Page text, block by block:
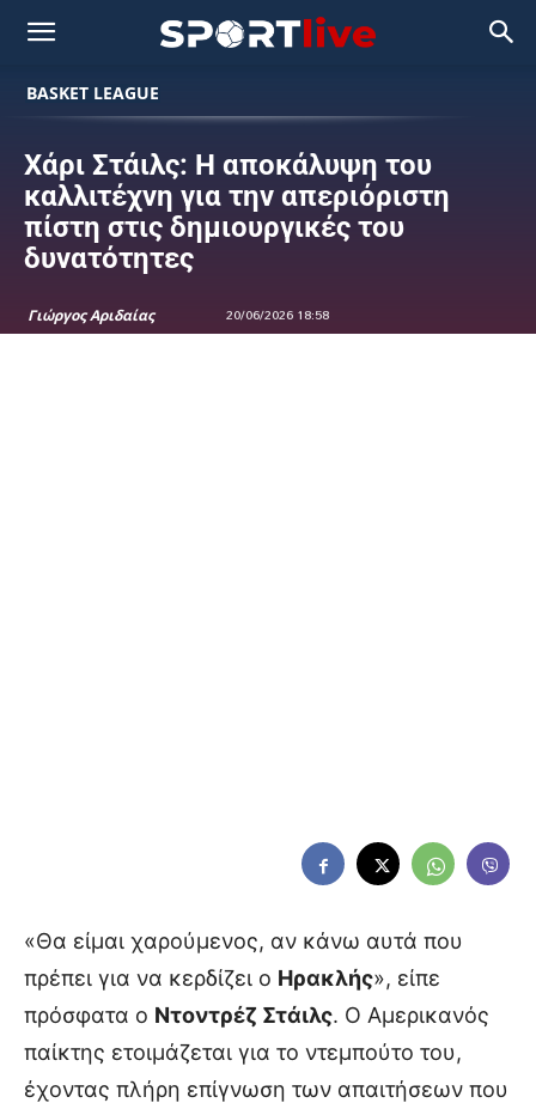
BASKET LEAGUE
Χάρι Στάιλς: Η αποκάλυψη του
καλλιτέχνη για την απεριόριστη
πίστη στις δημιουργικές του
δυνατότητες
Γιώργος Αριδαίας 20/06/2026 18:58
«Θα είμαι χαρούμενος, αν κάνω αυτά που
πρέπει για να κερδίζει ο Ηρακλής», είπε
πρόσφατα ο Ντοντρέζ Στάιλς. Ο Αμερικανός
παίκτης ετοιμάζεται για το ντεμπούτο του,
έχοντας πλήρη επίγνωση των απαιτήσεων που